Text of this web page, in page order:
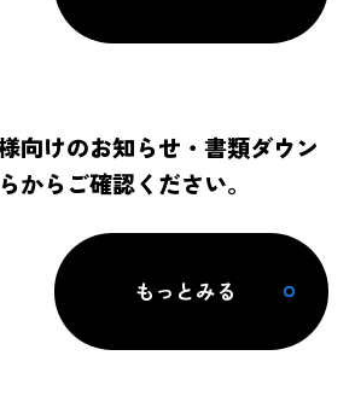
向けのお知らせ・書類ダウン
からご確認ください。
もっとみる